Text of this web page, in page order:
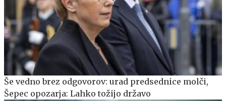
Še vedno brez odgovorov: urad predsednice molči,
Šepec opozarja: Lahko tožijo državo